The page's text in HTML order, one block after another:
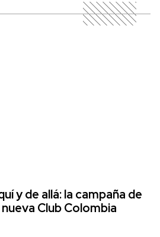
y de allá: la campaña de
Club Colombia